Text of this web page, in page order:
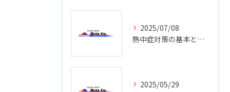
2025/07/08
熱中症対策の基本と現場で実践できる効果的な方法
2025/05/29